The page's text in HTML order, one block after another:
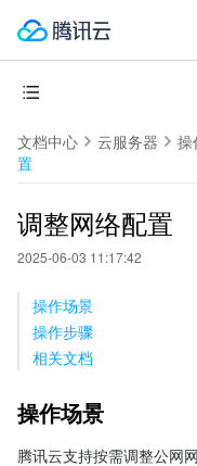
文档中心 云服务器 操
置
调整网络配置
2025-06-03 11:17:42
操作场景
操作步骤
相关文档
操作场景
腾讯云支持按需调整公网